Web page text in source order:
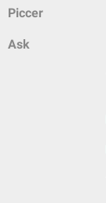
Piccer
Ask